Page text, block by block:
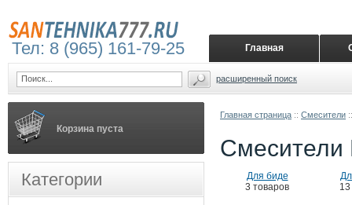
Главная страница :: Смесители ::
Смесители
Для биде
3 товаров
Корзина пуста
Категории
Главная
Тел: 8 (965) 161-79-25
расширенный поиск